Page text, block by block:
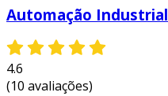
Automação Industrial
4.6
(10 avaliações)